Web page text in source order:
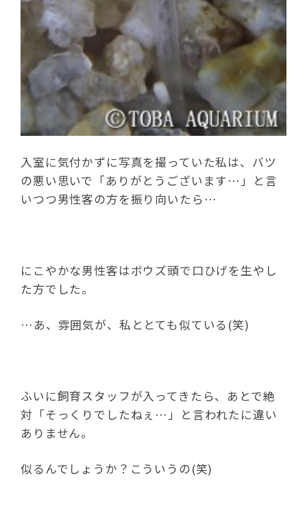
入室に気付かずに写真を撮っていた私は、バツ
の悪い思いで「ありがとうございます…」と言
いつつ男性客の方を振り向いたら…
にこやかな男性客はボウズ頭で口ひげを生やし
た方でした。
…あ、雰囲気が、私ととても似ている(笑)
ふいに飼育スタッフが入ってきたら、あとで絶
対「そっくりでしたねぇ…」と言われたに違い
ありません。
似るんでしょうか？こういうの(笑)